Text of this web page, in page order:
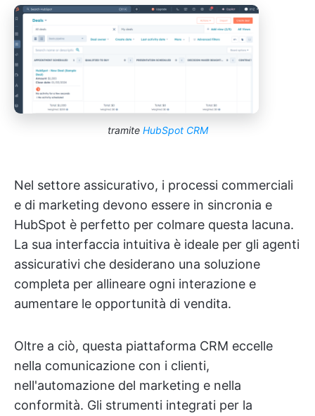
tramite HubSpot CRM
Nel settore assicurativo, i processi commerciali
e di marketing devono essere in sincronia e
HubSpot è perfetto per colmare questa lacuna.
La sua interfaccia intuitiva è ideale per gli agenti
assicurativi che desiderano una soluzione
completa per allineare ogni interazione e
aumentare le opportunità di vendita.
Oltre a ciò, questa piattaforma CRM eccelle
nella comunicazione con i clienti,
nell'automazione del marketing e nella
conformità. Gli strumenti integrati per la